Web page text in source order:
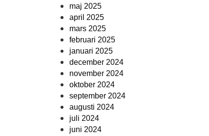
maj 2025
april 2025
mars 2025
februari 2025
januari 2025
december 2024
november 2024
oktober 2024
september 2024
augusti 2024
juli 2024
juni 2024